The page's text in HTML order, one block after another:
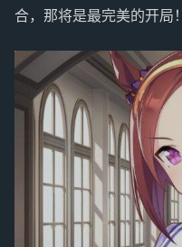
合，那将是最完美的开局！